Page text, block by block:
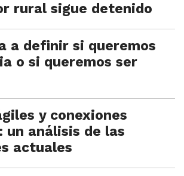
rural sigue detenido
a definir si queremos
o si queremos ser
y conexiones
un análisis de las
actuales